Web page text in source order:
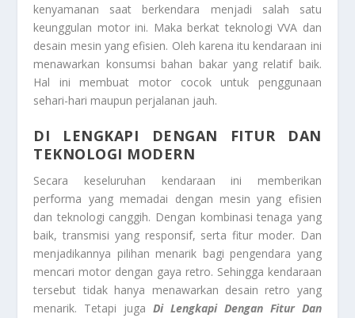
kenyamanan saat berkendara menjadi salah satu
keunggulan motor ini. Maka berkat teknologi VVA dan
desain mesin yang efisien. Oleh karena itu kendaraan ini
menawarkan konsumsi bahan bakar yang relatif baik.
Hal ini membuat motor cocok untuk penggunaan
sehari-hari maupun perjalanan jauh.
DI LENGKAPI DENGAN FITUR DAN
TEKNOLOGI MODERN
Secara keseluruhan kendaraan ini memberikan
performa yang memadai dengan mesin yang efisien
dan teknologi canggih. Dengan kombinasi tenaga yang
baik, transmisi yang responsif, serta fitur moder. Dan
menjadikannya pilihan menarik bagi pengendara yang
mencari motor dengan gaya retro. Sehingga kendaraan
tersebut tidak hanya menawarkan desain retro yang
menarik. Tetapi jugaDi Lengkapi Dengan Fitur Dan